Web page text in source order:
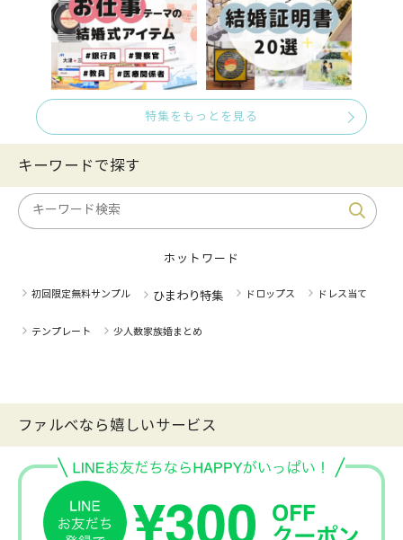
特集をもっとを見る
キーワードで探す
ホットワード
初回限定無料サンプル ひまわり特集 ドロップス ドレス当て
テンプレート 少人数家族婚まとめ
ファルべなら嬉しいサービス